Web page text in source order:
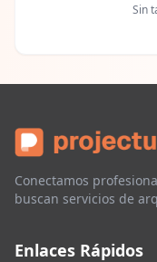
Sin
Conectamos
buscan servicios de
Enlaces Rápidos